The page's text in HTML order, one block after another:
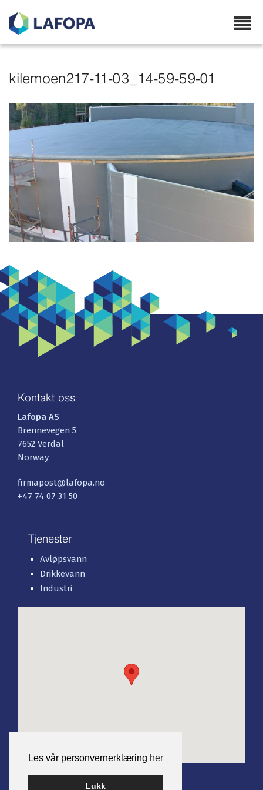
Les vår personvernerklæring her
Lukk
Lafopa.no
kilemoen217-11-03_14-59-59-01
Kontakt oss
Lafopa AS
Brennevegen 5
7652 Verdal
Norway
firmapost@lafopa.no
+47 74 07 31 50
Tjenester
Avløpsvann
Drikkevann
Industri